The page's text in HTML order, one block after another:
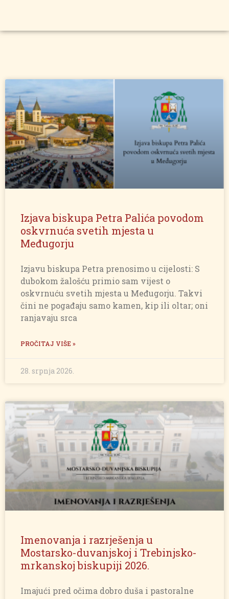
Izjava biskupa Petra Palića povodom
oskvrnuća svetih mjesta u
Međugorju
Izjavu biskupa Petra prenosimo u cijelosti: S
dubokom žalošću primio sam vijest o
oskvrnuću svetih mjesta u Međugorju. Takvi
čini ne pogađaju samo kamen, kip ili oltar; oni
ranjavaju srca
PROČITAJ VIŠE »
28. srpnja 2026.
Imenovanja i razrješenja u
Mostarsko-duvanjskoj i Trebinjsko-
mrkanskoj biskupiji 2026.
Imajući pred očima dobro duša i pastoralne